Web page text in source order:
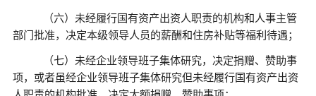
（六）未经履行国有资产出资人职责的机构和人事主管
部门批准，决定本级领导人员的薪酬和住房补贴等福利待遇；
（七）未经企业领导班子集体研究，决定捐赠、赞助事
项，或者虽经企业领导班子集体研究但未经履行国有资产出资